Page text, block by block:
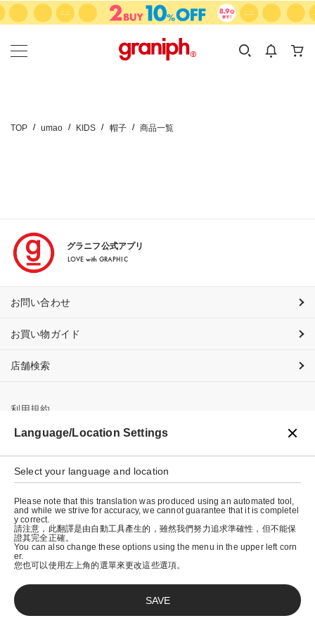
カテゴリーから探す
KIDS
カテゴリ
サイズ
TOP umao KIDS 帽子 商品一覧
グラニフ公式アプリ
LOVE with GRAPHIC
お問い合わせ
お買い物ガイド
店舗検索
利用規約
プライバシーポリシー
特定商取引法に基づく表示
会社概要
© graniph inc.
Language/Location Settings
Select your language and location
Please note that this translation was produced using an automated tool,
and while we strive for accuracy, we cannot guarantee that it is completel
y correct.
請注意，此翻譯是由自動工具產生的，雖然我們努力追求準確性，但不能保
證其完全正確。
You can also change these options using the menu in the upper left corn
er.
您也可以使用左上角的選單來更改這些選項。
SAVE